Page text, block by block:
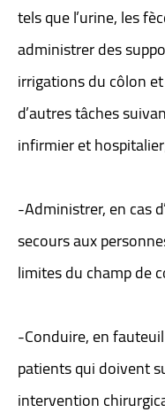
tels que l’urine, les
administrer des
irrigations du côlon
d’autres tâches
infirmier et
-Administrer, en cas
secours aux
limites du champ de
-Conduire, en
patients qui doivent
intervention